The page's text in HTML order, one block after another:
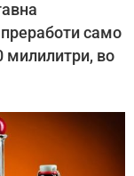
само
милилитри, во